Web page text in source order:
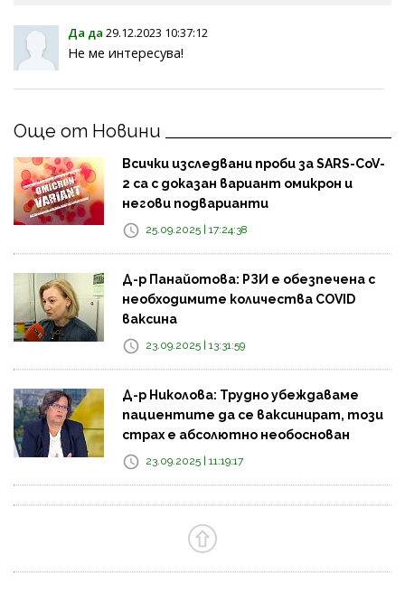
Да да 29.12.2023 10:37:12
Не ме интересува!
Още от Новини
Всички изследвани проби за SARS-CoV-
2 са с доказан вариант омикрон и
негови подварианти
25.09.2025 | 17:24:38
Д-р Панайотова: РЗИ е обезпечена с
необходимите количества COVID
ваксина
23.09.2025 | 13:31:59
Д-р Николова: Трудно убеждаваме
пациентите да се ваксинират, този
страх е абсолютно необоснован
23.09.2025 | 11:19:17